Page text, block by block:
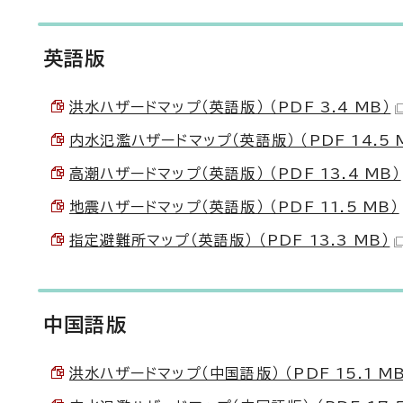
英語版
洪水ハザードマップ（英語版） （PDF 3.4 MB）
内水氾濫ハザードマップ（英語版） （PDF 14.5
高潮ハザードマップ（英語版） （PDF 13.4 MB）
地震ハザードマップ（英語版） （PDF 11.5 MB）
指定避難所マップ（英語版） （PDF 13.3 MB）
中国語版
洪水ハザードマップ（中国語版） （PDF 15.1 MB